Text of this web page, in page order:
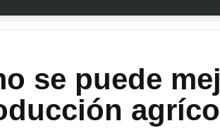
se puede